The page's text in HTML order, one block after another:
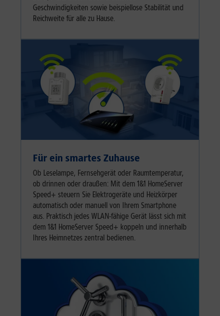
Geschwindigkeiten sowie beispiellose Stabilität und
Reichweite für alle zu Hause.
Für ein smartes Zuhause
Ob Leselampe, Fernsehgerät oder Raumtemperatur,
ob drinnen oder draußen: Mit dem 1&1 HomeServer
Speed+ steuern Sie Elektrogeräte und Heizkörper
automatisch oder manuell von Ihrem Smartphone
aus. Praktisch jedes WLAN-fähige Gerät lässt sich mit
dem 1&1 HomeServer Speed+ koppeln und innerhalb
Ihres Heimnetzes zentral bedienen.